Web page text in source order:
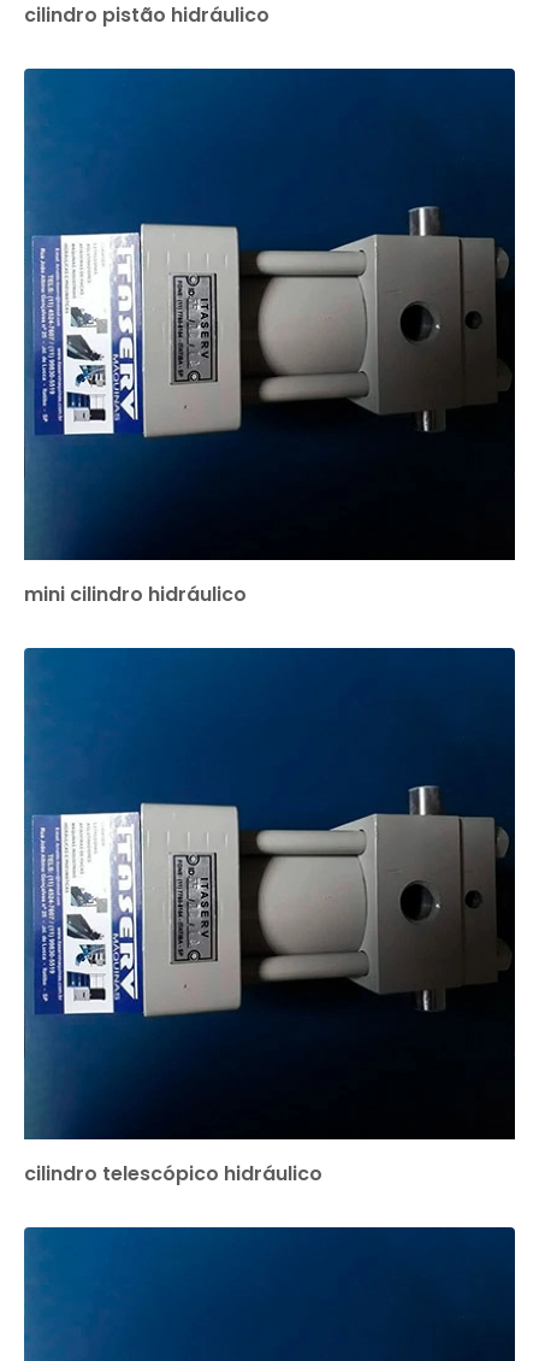
cilindro pistão hidráulico
mini cilindro hidráulico
cilindro telescópico hidráulico